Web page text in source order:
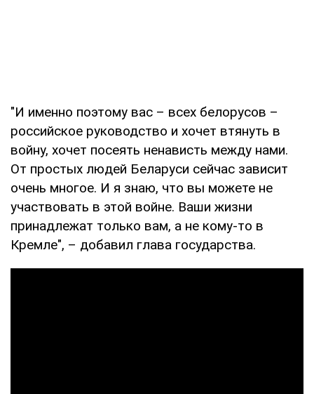
"И именно поэтому вас – всех белорусов –
российское руководство и хочет втянуть в
войну, хочет посеять ненависть между нами.
От простых людей Беларуси сейчас зависит
очень многое. И я знаю, что вы можете не
участвовать в этой войне. Ваши жизни
принадлежат только вам, а не кому-то в
Кремле", – добавил глава государства.